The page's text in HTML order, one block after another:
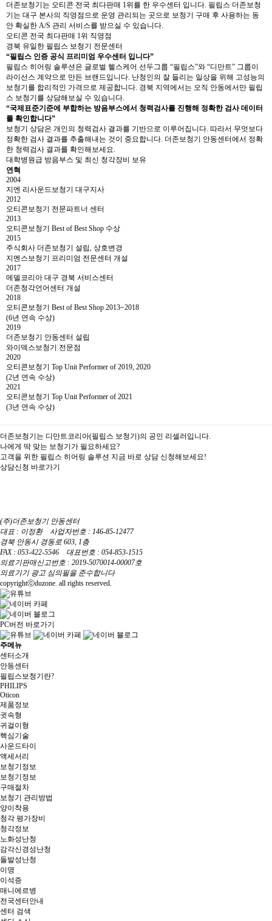
더존보청기는 오티콘 전국 최다판매 1위를 한 우수센터 입니다. 필립스 더존보청
기는 대구 본사의 직영점으로 운영 관리되는 곳으로 보청기 구매 후 사용하는 동
안 확실한 A/S 관리 서비스를 받으실 수 있습니다.
오티콘 전국 최다판매 1위 직영점
경북 유일한 필립스 보청기 전문센터
“필립스 인증 공식 프리미엄 우수센터 입니다”
필립스 히어링 솔루션은 글로벌 헬스케어 선두그룹 “필립스”와 “디만트” 그룹이
라이선스 계약으로 만든 브랜드입니다. 난청인의 잘 들리는 일상을 위해 고성능의
보청기를 합리적인 가격으로 제공합니다. 경북 지역에서는 오직 안동에서만 필립
스 보청기를 상담해보실 수 있습니다.
“국제표준기준에 부합하는 방음부스에서 청력검사를 진행해 정확한 검사 데이터
를 확인합니다”
보청기 상담은 개인의 청력검사 결과를 기반으로 이루어집니다. 따라서 무엇보다
정확한 검사 결과를 추출해내는 것이 중요합니다. 더존보청기 안동센터에서 정확
한 청력검사 결과를 확인해보세요.
대학병원급 방음부스 및 최신 청각장비 보유
연혁
2004
지엔 리사운드보청기 대구지사
2012
오티콘보청기 전문파트너 센터
2013
오티콘보청기 Best of Best Shop 수상
2015
주식회사 더존보청기 설립, 상호변경
지멘스보청기 프리미엄 전문센터 개설
2017
메델코리아 대구 경북 서비스센터
더존청각언어센터 개설
2018
오티콘보청기 Best of Best Shop 2013~2018
(6년 연속 수상)
2019
더존보청기 안동센터 설립
와이덱스보청기 전문점
2020
오티콘보청기 Top Unit Performer of 2019, 2020
(2년 연속 수상)
2021
오티콘보청기 Top Unit Performer of 2021
(3년 연속 수상)
더존보청기는 디만트코리아(필립스 보청기)의 공인 리셀러입니다.
나에게 딱 맞는 보청기가 필요하세요?
고객을 위한 필립스 히어링 솔루션 지금 바로 상담 신청해보세요!
상담신청 바로가기
(주)더존보청기 안동센터
대표 : 이정환 사업자번호 : 146-85-12477
경북 안동시 경동로 603, 1층
FAX : 053-422-5546 대표번호 : 054-853-1515
의료기판매신고번호 : 2019-5070014-00007호
의료기기 광고 심의필을 준수합니다
copyrightⓒduzone. all rights reserved.
PC버전 바로가기
주메뉴
센터소개
안동센터
필립스보청기란?
PHILIPS
Oticon
제품정보
귓속형
귀걸이형
핵심기술
사운드타이
액세서리
보청기정보
보청기정보
구매절차
보청기 관리방법
양이착용
청각 평가장비
청각정보
노화성난청
감각신경성난청
돌발성난청
이명
이석증
매니에르병
전국센터안내
센터 검색